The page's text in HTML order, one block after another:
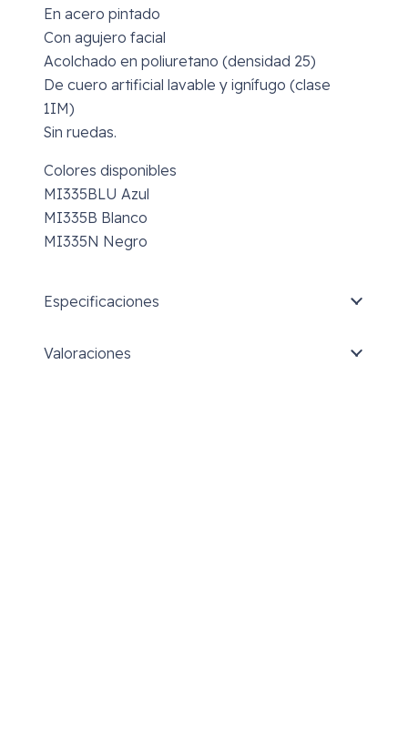
En acero pintado
Con agujero facial
Acolchado en poliuretano (densidad 25)
De cuero artificial lavable y ignífugo (clase
1IM)
Sin ruedas.
Colores disponibles
MI335BLU Azul
MI335B Blanco
MI335N Negro
Especificaciones
Valoraciones